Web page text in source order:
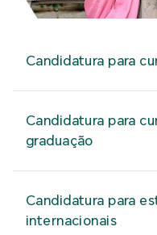
Candidatura para
Candidatura para
graduação
Candidatura para
internacionais